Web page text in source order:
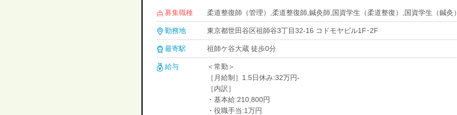
募集職種 柔道整復師（管理）,柔道整復師,鍼灸師,国資学生（柔道整復）,国資学生（鍼灸）
勤務地 東京都世田谷区祖師谷3丁目32-16 コドモヤビル1F･2F
最寄駅 祖師ケ谷大蔵 徒歩0分
給与
＜常勤＞
［月給制］1.5日休み:32万円-
［内訳］
・基本給:210,800円
・役職手当:1万円